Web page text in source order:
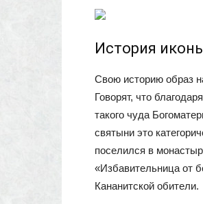
История
Свою историю образ
Говорят, что
такого чуда
святыни это
поселился в
«Избавительница от
Кананитской обители.